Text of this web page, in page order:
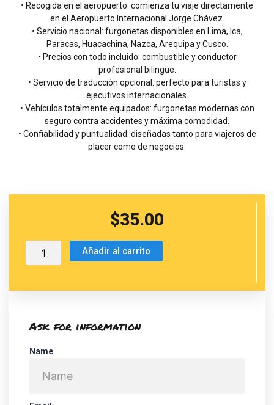
• Recogida en el aeropuerto: comienza tu viaje directamente
en el Aeropuerto Internacional Jorge Chávez.
• Servicio nacional: furgonetas disponibles en Lima, Ica,
Paracas, Huacachina, Nazca, Arequipa y Cusco.
• Precios con todo incluido: combustible y conductor
profesional bilingüe.
• Servicio de traducción opcional: perfecto para turistas y
ejecutivos internacionales.
• Vehículos totalmente equipados: furgonetas modernas con
seguro contra accidentes y máxima comodidad.
• Confiabilidad y puntualidad: diseñadas tanto para viajeros de
placer como de negocios.
$35.00
o
cantidad
Añadir al carrito
Ask for information
Name